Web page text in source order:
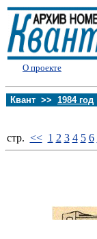
О проекте
Квант >> 1984 год
стp. << 1 2 3 4 5 6